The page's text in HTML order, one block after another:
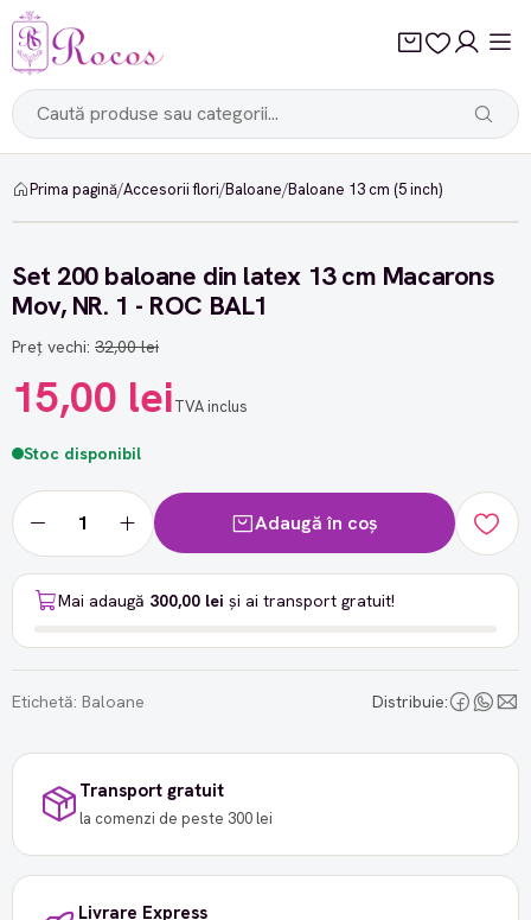
Prima pagină/Accesorii flori/Baloane/Baloane 13 cm (5 inch)
-53%
Set 200 baloane din latex 13 cm Macarons
Mov, NR. 1 - ROC BAL1
Preț vechi: 32,00 lei
15,00 leiTVA inclus
Stoc disponibil
Adaugă în coș
Mai adaugă 300,00 lei și ai transport gratuit!
Etichetă: Baloane Distribuie:
Transport gratuit
la comenzi de peste 300 lei
Livrare Express